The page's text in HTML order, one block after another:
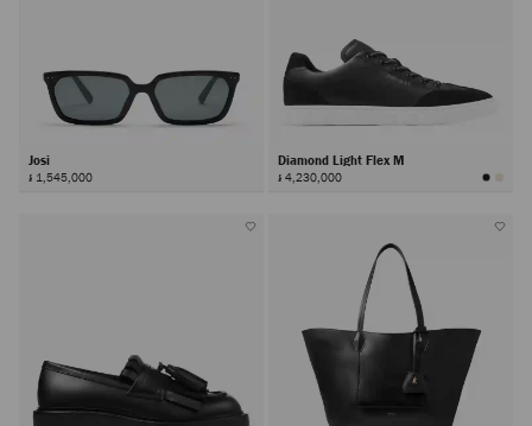
Josi
៛ 1,545,000
Diamond Light Flex M
៛ 4,230,000